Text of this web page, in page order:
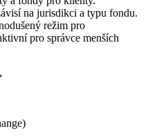
na jurisdikci a typu fondu.
režim pro
pro správce menších